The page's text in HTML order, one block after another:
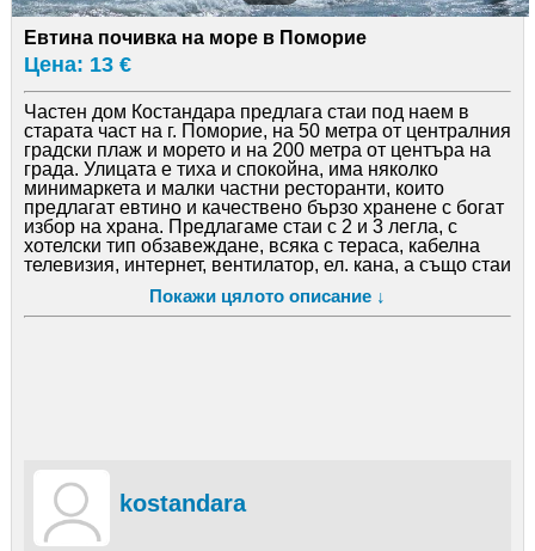
Евтина почивка на море в Поморие
Цена: 13 €
Частен дом Костандара предлага стаи под наем в
старата част на г. Поморие, на 50 метра от централния
градски плаж и морето и на 200 метра от центъра на
града. Улицата е тиха и спокойна, има няколко
минимаркета и малки частни ресторанти, които
предлагат евтино и качествено бързо хранене с богат
избор на храна. Предлагаме стаи с 2 и 3 легла, с
хотелски тип обзавеждане, всяка с тераса, кабелна
телевизия, интернет, вентилатор, ел. кана, а също стаи
столове и предлага възможност за хранене или
почивка в свободно време. Стаите са просторни,
kostandara@yahoo. com
Покажи цялото описание ↓
kostandara